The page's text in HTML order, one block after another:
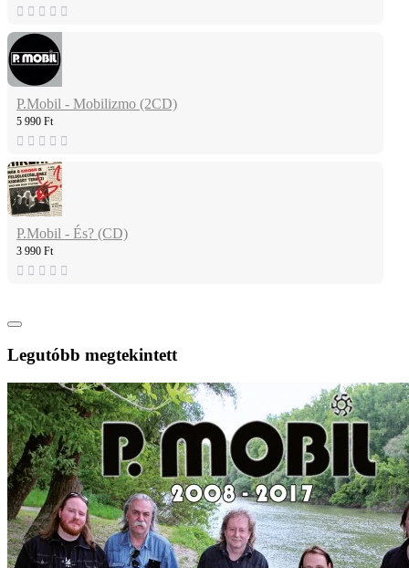
P.Mobil - Mobilizmo (2CD)
5 990 Ft
P.Mobil - És? (CD)
3 990 Ft
Legutóbb megtekintett